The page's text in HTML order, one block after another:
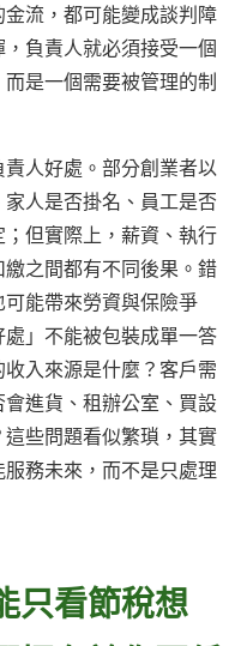
流，都可能變成談判障
負責人就必須接受一個
是一個需要被管理的制
人好處。部分創業者以
人是否掛名、員工是否
但實際上，薪資、執行
之間都有不同後果。錯
能帶來勞資與保險爭
」不能被包裝成單一答
入來源是什麼？客戶需
進貨、租辦公室、買設
些問題看似繁瑣，其實
務未來，而不是只處理
只看節稅想